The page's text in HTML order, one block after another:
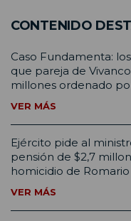
CONTENIDO
Caso Fundamenta:
que pareja de
millones ordenado
VER MÁS
Ejército pide al
pensión de $2,7
homicidio de
VER MÁS